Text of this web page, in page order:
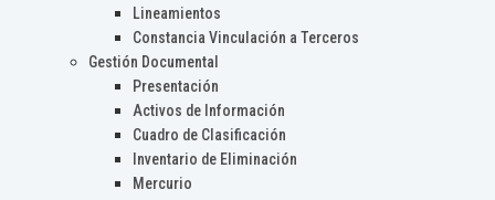
Lineamientos
Constancia Vinculación a Terceros
Gestión Documental
Presentación
Activos de Información
Cuadro de Clasificación
Inventario de Eliminación
Mercurio